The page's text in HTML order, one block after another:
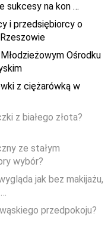
sukcesy na kon …
i przedsiębiorcy o
Ośrodku
z ciężarówką w
z białego złota?
ze stałym
wybór?
jak bez makijażu,
przedpokoju?